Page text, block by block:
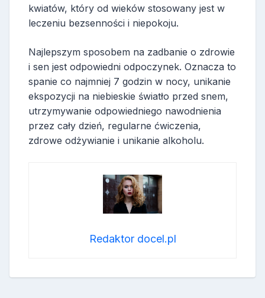
kwiatów, który od wieków stosowany jest w
leczeniu bezsenności i niepokoju.
Najlepszym sposobem na zadbanie o zdrowie
i sen jest odpowiedni odpoczynek. Oznacza to
spanie co najmniej 7 godzin w nocy, unikanie
ekspozycji na niebieskie światło przed snem,
utrzymywanie odpowiedniego nawodnienia
przez cały dzień, regularne ćwiczenia,
zdrowe odżywianie i unikanie alkoholu.
Redaktor docel.pl